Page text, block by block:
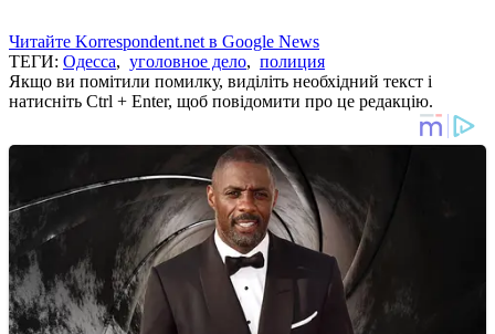
Читайте Korrespondent.net в Google News
ТЕГИ: Одесса, уголовное дело, полиция
Якщо ви помітили помилку, виділіть необхідний текст і
натисніть Ctrl + Enter, щоб повідомити про це редакцію.